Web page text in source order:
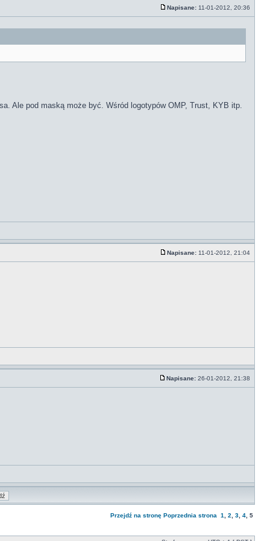
Napisane: 11-01-2012, 20:36
Ale pod maską może być. Wśród logotypów OMP, Trust, KYB itp.
Napisane: 11-01-2012, 21:04
Napisane: 26-01-2012, 21:38
Przejdź na stronę Poprzednia strona 1 2 3 4 5